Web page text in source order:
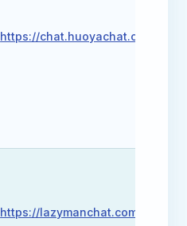
https://chat.huoyachat.com
https://lazymanchat.com